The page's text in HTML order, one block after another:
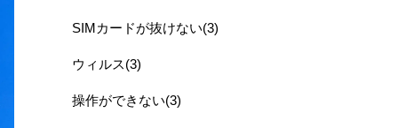
SIMカードが抜けない(3)
ウィルス(3)
操作ができない(3)